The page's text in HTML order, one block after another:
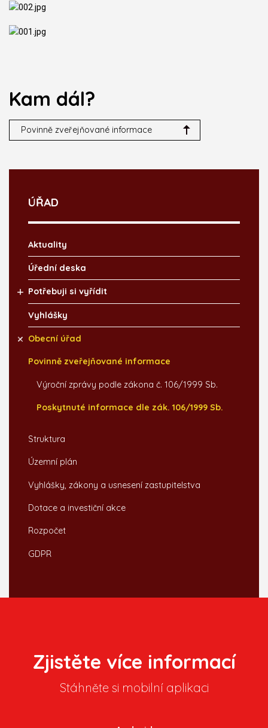
Kam dál?
Povinně zveřejňované informace
ÚŘAD
Aktuality
Úřední deska
Potřebuji si vyřídit
Vyhlášky
Obecní úřad
Povinně zveřejňované informace
Výroční zprávy podle zákona č. 106/1999 Sb.
Poskytnuté informace dle zák. 106/1999 Sb.
Struktura
Územní plán
Vyhlášky, zákony a usnesení zastupitelstva
Dotace a investiční akce
Rozpočet
GDPR
Zjistěte více informací
Stáhněte si mobilní aplikaci